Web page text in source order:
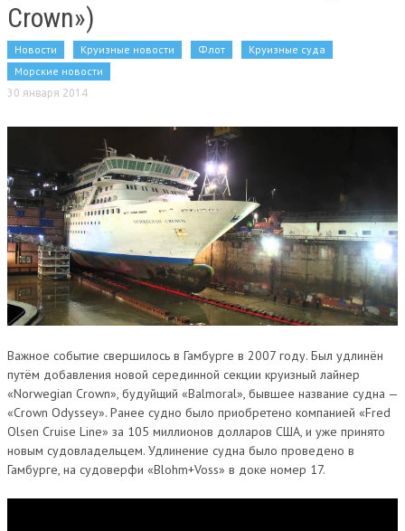
Crown»)
Новости Круизные новости Флот
Круизные суда
Морские новости
30 января 2014
Важное событие свершилось в Гамбурге в 2007 году. Был удлинён
путём добавления новой серединной секции круизный лайнер
«Norwegian Crown», будуйщий «Balmoral», бывшее название судна —
«Crown Odyssey». Ранее судно было приобретено компанией «Fred
Olsen Cruise Line» за 105 миллионов долларов США, и уже принято
новым судовладельцем. Удлинение судна было проведено в
Гамбурге, на судоверфи «Blohm+Voss» в доке номер 17.